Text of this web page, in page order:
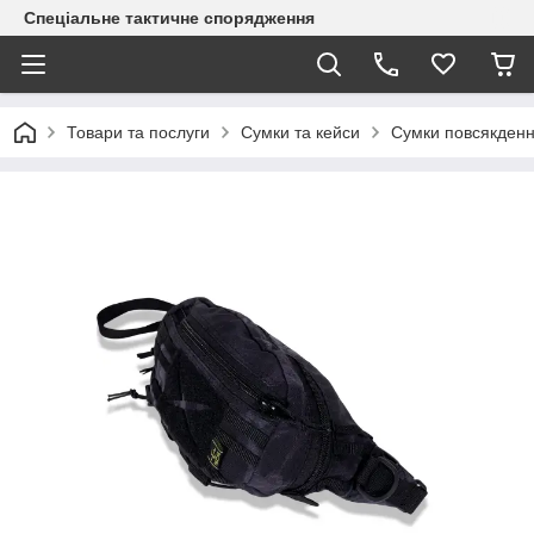
Спеціальне тактичне спорядження
Товари та послуги Сумки та кейси Сумки